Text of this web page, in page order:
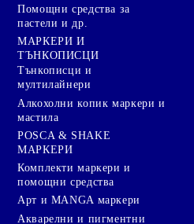
Помощни средства за
пастели и др.
МАРКЕРИ И
ТЪНКОПИСЦИ
Тънкописци и
мултилайнери
Алкохолни копик маркери и
мастила
POSCA & SHAKE
МАРКЕРИ
Комплекти маркери и
помощни средства
Арт и MANGA маркери
Акварелни и пигментни